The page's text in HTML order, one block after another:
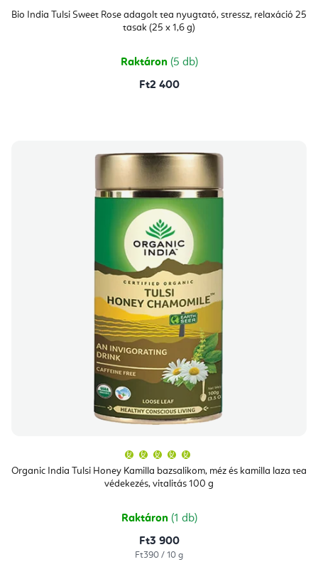
Bio India Tulsi Sweet Rose adagolt tea nyugtató, stressz, relaxáció 25
tasak (25 x 1,6 g)
Raktáron (5 db)
Ft2 400
Organic India Tulsi Honey Kamilla bazsalikom, méz és kamilla laza tea
védekezés, vitalitás 100 g
átlagos
értékelése
5-
csillag.
Raktáron (1 db)
Ft3 900
Egységár:
Ft390 / 10 g